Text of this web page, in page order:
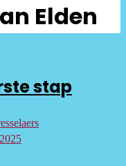
Elden
stap